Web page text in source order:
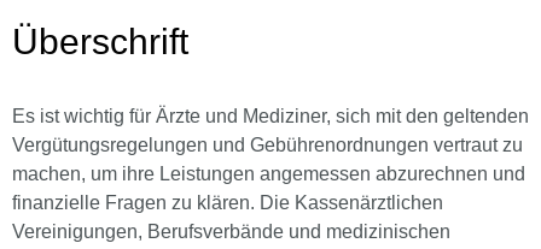
Überschrift
Es ist wichtig für Ärzte und Mediziner, sich mit den geltenden
Vergütungsregelungen und Gebührenordnungen vertraut zu
machen, um ihre Leistungen angemessen abzurechnen und
finanzielle Fragen zu klären. Die Kassenärztlichen
Vereinigungen, Berufsverbände und medizinischen